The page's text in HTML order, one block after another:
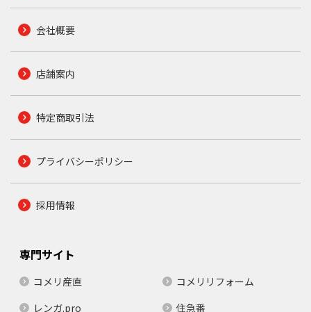
会社概要
店舗案内
特定商取引法
プライバシーポリシー
採用情報
専門サイト
コメリ産直
コメリリフォーム
レンガ.pro
住急番